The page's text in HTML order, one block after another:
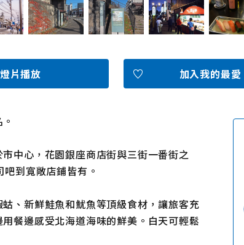
Faceb
ook
照片集
影片
隱私權政策摘要
連結
中心，花園銀座商店街與三街一番街之
到寬敞店鋪皆有。
、新鮮鮭魚和魷魚等頂級食材，讓旅客充
餐邊感受北海道海味的鮮美。白天可輕鬆
片播放 加入我的最愛